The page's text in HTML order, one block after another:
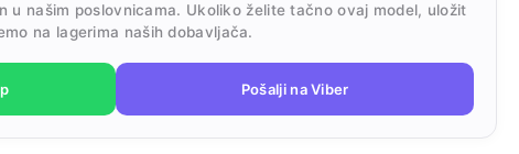
u našim poslovnicama. Ukoliko želite tačno ovaj model, uložit
na lagerima naših dobavljača.
Pošalji na Viber